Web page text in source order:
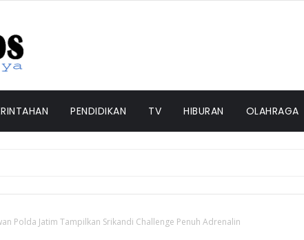
PENDIDIKAN TV HIBURAN OLAHRAGA
Polda Jatim Tampilkan Srikandi Challenge Penuh Adrenalin